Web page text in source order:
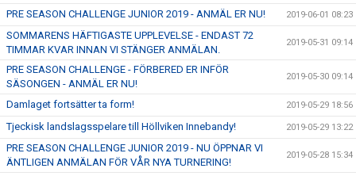
PRE SEASON CHALLENGE JUNIOR 2019 - ANMÄL ER NU! 2019-06-01 08:23
SOMMARENS HÄFTIGASTE UPPLEVELSE - ENDAST 72
TIMMAR KVAR INNAN VI STÄNGER ANMÄLAN.
2019-05-31 09:14
PRE SEASON CHALLENGE - FÖRBERED ER INFÖR
SÄSONGEN - ANMÄL ER NU!
2019-05-30 09:14
Damlaget fortsätter ta form! 2019-05-29 18:56
Tjeckisk landslagsspelare till Höllviken Innebandy! 2019-05-29 13:22
PRE SEASON CHALLENGE JUNIOR 2019 - NU ÖPPNAR VI
ÄNTLIGEN ANMÄLAN FÖR VÅR NYA TURNERING!
2019-05-28 15:34